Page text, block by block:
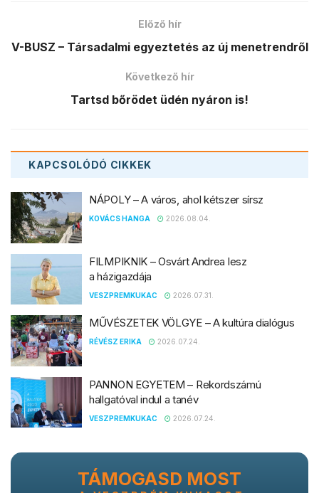
Előző hír
V-BUSZ – Társadalmi egyeztetés az új menetrendről
Következő hír
Tartsd bőrödet üdén nyáron is!
KAPCSOLÓDÓ CIKKEK
NÁPOLY – A város, ahol kétszer sírsz
KOVÁCS HANGA 2026.08.04.
FILMPIKNIK – Osvárt Andrea lesz
a házigazdája
VESZPREMKUKAC 2026.07.31.
MŰVÉSZETEK VÖLGYE – A kultúra dialógus
RÉVÉSZ ERIKA 2026.07.24.
PANNON EGYETEM – Rekordszámú
hallgatóval indul a tanév
VESZPREMKUKAC 2026.07.24.
TÁMOGASD MOST